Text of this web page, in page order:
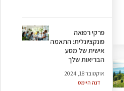
פרקי רפואה
פונקציונלית: התאמה
אישית של מסע
הבריאות שלך
דנה היימס
אוקטובר 18, 2024